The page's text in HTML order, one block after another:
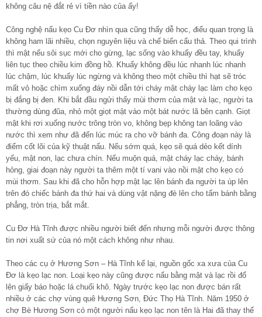
không câu nệ đắt rẻ vì tiền nào của ấy!
Công nghệ nấu kẹo Cu Đơ nhìn qua cũng thấy dễ học, điểu quan trọng là
không ham lãi nhiều, chọn nguyên liệu và chế biến cẩu thả. Theo qui trình
thì mật nếu sôi sục mới cho gừng, lạc sống vào khuấy đều tay, khuấy
liên tục theo chiều kim đồng hồ. Khuấy không đều lúc nhanh lúc nhanh
lúc chậm, lúc khuấy lúc ngừng và không theo một chiều thì hạt sẽ tróc
mất vỏ hoặc chìm xuống đáy nồi dẫn tới cháy mật cháy lạc làm cho kẹo
bị đắng bị đen. Khi bắt đầu ngửi thấy mùi thơm của mật và lạc, người ta
thường dùng đũa, nhỏ một giọt mật vào một bát nước lã bên cạnh. Giọt
mật khi rơi xuống nước trông tròn vo, không bẹp không tan loãng vào
nước thì xem như đã đến lúc múc ra cho vỡ bánh đa. Công đoạn này là
điểm cốt lõi của kỹ thuật nấu. Nếu sớm quá, kẹo sẽ quá dẻo kết dính
yếu, mật non, lạc chưa chín. Nếu muộn quá, mật cháy lạc cháy, bánh
hỏng, giai đoạn này người ta thêm một tí vani vào nồi mật cho kẹo có
mùi thơm. Sau khi đã cho hỗn hợp mật lạc lên bánh đa người ta úp lên
trên đó chiếc bánh đa thứ hai và dùng vật nặng đè lên cho tấm bánh bằng
phẳng, tròn trịa, bắt mắt.
Cu Đơ Hà Tĩnh được nhiều người biết đến nhưng mỗi người được thông
tin nơi xuất sứ của nó một cách không như nhau.
Theo các cụ ở Hương Sơn – Hà Tĩnh kể lại, nguồn gốc xa xưa của Cu
Đơ là kẹo lạc non. Loại kẹo này cũng được nấu bằng mật và lạc rồi đổ
lên giấy báo hoặc lá chuối khô. Ngày trước kẹo lạc non được bán rất
nhiều ở các chợ vùng quê Hương Sơn, Đức Thọ Hà Tĩnh. Năm 1950 ở
chợ Bè Hương Sơn có một người nấu kẹo lạc non tên là Hai đã thay thế